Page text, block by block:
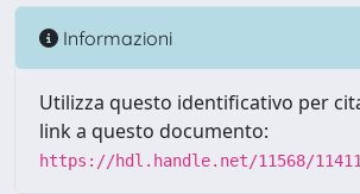
Informazioni
Utilizza questo identificativo per
link a questo documento:
https://hdl.handle.net/11568/